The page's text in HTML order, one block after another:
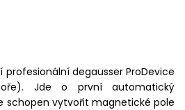
profesionální degausser ProDevice
Jde o první automatický
schopen vytvořit magnetické pole